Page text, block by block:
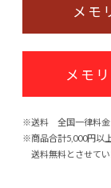
メモ
メモ
※送料 全国一律料金
※商品合計5,000円以
送料無料とさせてい